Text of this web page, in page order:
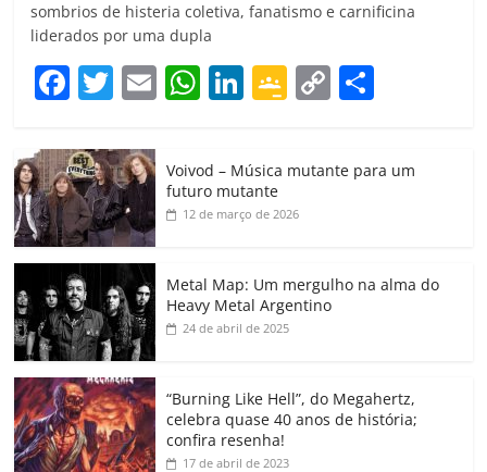
sombrios de histeria coletiva, fanatismo e carnificina
liderados por uma dupla
F
c
e
b
o
o
k
T
itt
er
E
ai
W
at
s
A
p
Li
k
e
dI
G
gl
e
a
ss
o
m
C
y
k
p
h
Voivod – Música mutante para um
futuro mutante
12 de março de 2026
Metal Map: Um mergulho na alma do
Heavy Metal Argentino
24 de abril de 2025
“Burning Like Hell”, do Megahertz,
celebra quase 40 anos de história;
confira resenha!
17 de abril de 2023